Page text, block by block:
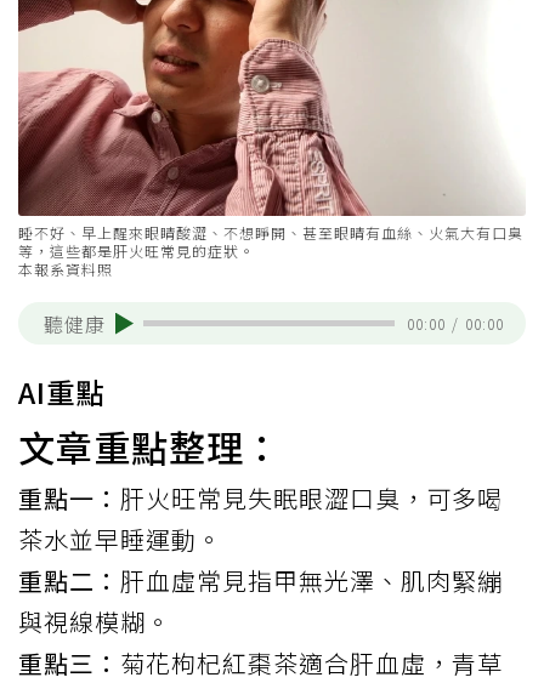
睡不好、早上醒來眼睛酸澀、不想睜開、甚至眼睛有血絲、火氣大有口臭
等，這些都是肝火旺常見的症狀。
本報系資料照
聽健康 00:00 / 00:00
AI重點
文章重點整理：
重點一： 肝火旺常見失眠眼澀口臭，可多喝
茶水並早睡運動。
重點二： 肝血虛常見指甲無光澤、肌肉緊繃
與視線模糊。
重點三： 菊花枸杞紅棗茶適合肝血虛，青草